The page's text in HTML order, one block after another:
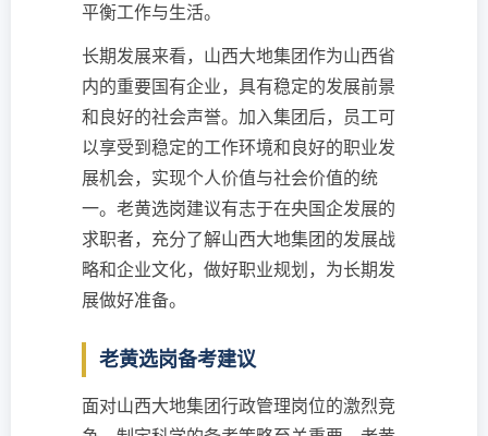
平衡工作与生活。
长期发展来看，山西大地集团作为山西省
内的重要国有企业，具有稳定的发展前景
和良好的社会声誉。加入集团后，员工可
以享受到稳定的工作环境和良好的职业发
展机会，实现个人价值与社会价值的统
一。老黄选岗建议有志于在央国企发展的
求职者，充分了解山西大地集团的发展战
略和企业文化，做好职业规划，为长期发
展做好准备。
老黄选岗备考建议
面对山西大地集团行政管理岗位的激烈竞